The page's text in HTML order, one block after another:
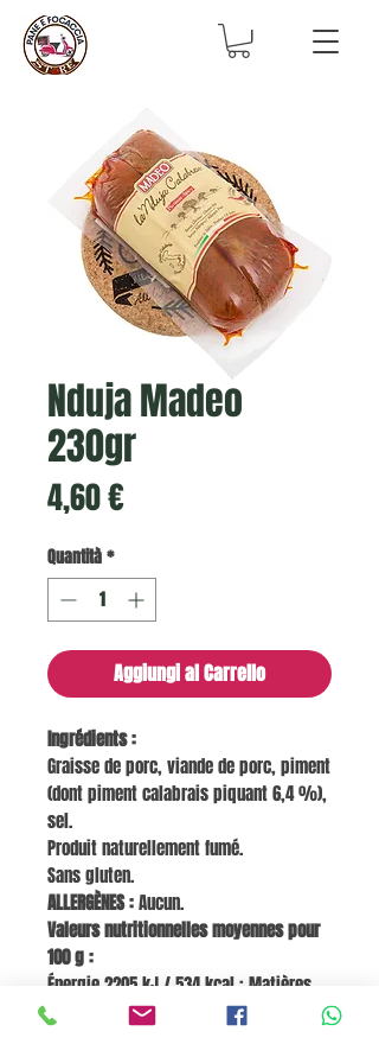
Nduja Madeo
230gr
4,60 €Prezzo
Quantità*
Aggiungi al Carrello
Ingrédients :
Graisse de porc, viande de porc, piment
(dont piment calabrais piquant 6,4 %),
sel.
Produit naturellement fumé.
Sans gluten.
ALLERGÈNES :Aucun.
Valeurs nutritionnelles moyennes pour
100 g :
Énergie 2205 kJ / 534 kcal ; Matières
grasses 52 g, dont acides gras saturés